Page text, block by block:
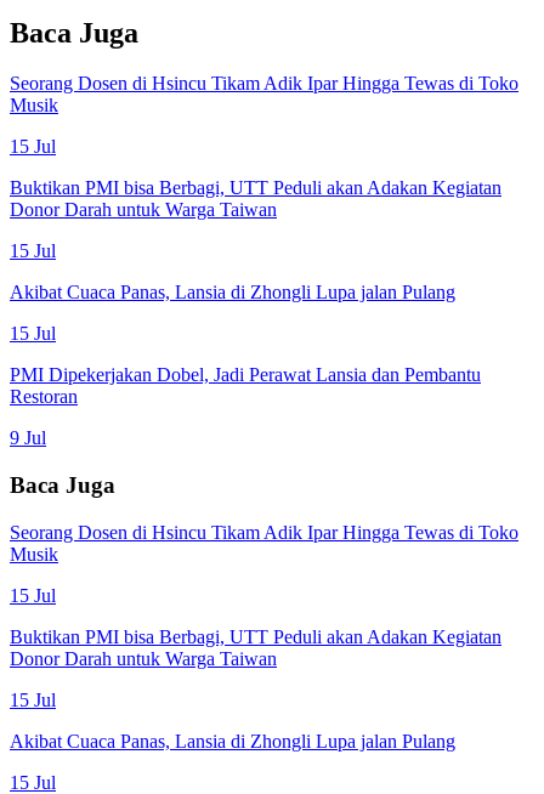
Baca Juga
Seorang Dosen di Hsincu Tikam Adik Ipar Hingga Tewas di Toko
Musik
15 Jul
Buktikan PMI bisa Berbagi, UTT Peduli akan Adakan Kegiatan
Donor Darah untuk Warga Taiwan
15 Jul
Akibat Cuaca Panas, Lansia di Zhongli Lupa jalan Pulang
15 Jul
PMI Dipekerjakan Dobel, Jadi Perawat Lansia dan Pembantu
Restoran
9 Jul
Baca Juga
Seorang Dosen di Hsincu Tikam Adik Ipar Hingga Tewas di Toko
Musik
15 Jul
Buktikan PMI bisa Berbagi, UTT Peduli akan Adakan Kegiatan
Donor Darah untuk Warga Taiwan
15 Jul
Akibat Cuaca Panas, Lansia di Zhongli Lupa jalan Pulang
15 Jul